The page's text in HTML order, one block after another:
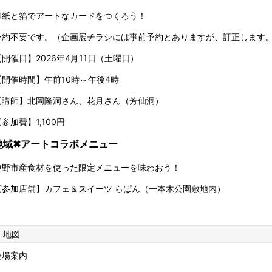
と箔でアートなカードをつくろう！
約不要です。（企画展チラシには事前予約とありますが、訂正します
催日】2026年4月11日（土曜日）
開催時間】午前10時～午後4時
師】北岡隆洞さん、花月さん（芳仙洞）
参加費】1,100円
域✖アートコラボメニュー
市産食材を使った限定メニューを味わおう！
参加店舗】カフェ＆スイーツ らぱん（一本木公園敷地内）
地図
場案内